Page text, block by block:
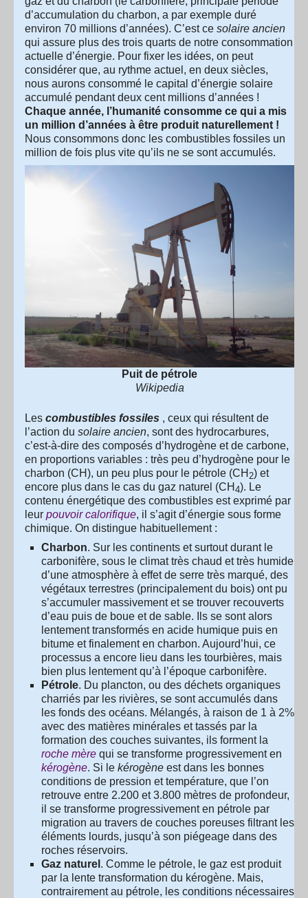
d’accumulation du charbon, a par exemple duré
environ 70 millions d’années). C’est ce solaire ancien
qui assure plus des trois quarts de notre consommation
actuelle d’énergie. Pour fixer les idées, on peut
considérer que, au rythme actuel, en deux siècles,
nous aurons consommé le capital d’énergie solaire
accumulé pendant deux cent millions d’années !
Chaque année, l’humanité consomme ce qui a mis
un million d’années à être produit naturellement !
Nous consommons donc les combustibles fossiles un
million de fois plus vite qu’ils ne se sont accumulés.
Puit de pétrole
Wikipedia
Les combustibles fossiles , ceux qui résultent de
l’action du solaire ancien, sont des hydrocarbures,
c’est-à-dire des composés d’hydrogène et de carbone,
en proportions variables : très peu d’hydrogène pour le
charbon (CH), un peu plus pour le pétrole (CH 2) et
encore plus dans le cas du gaz naturel (CH 4). Le
contenu énergétique des combustibles est exprimé par
leur pouvoir calorifique, il s’agit d’énergie sous forme
chimique. On distingue habituellement :
Charbon. Sur les continents et surtout durant le
carbonifère, sous le climat très chaud et très humide
d’une atmosphère à effet de serre très marqué, des
végétaux terrestres (principalement du bois) ont pu
s’accumuler massivement et se trouver recouverts
d’eau puis de boue et de sable. Ils se sont alors
lentement transformés en acide humique puis en
bitume et finalement en charbon. Aujourd’hui, ce
processus a encore lieu dans les tourbières, mais
bien plus lentement qu’à l’époque carbonifère.
Pétrole. Du plancton, ou des déchets organiques
charriés par les rivières, se sont accumulés dans
les fonds des océans. Mélangés, à raison de 1 à 2%
avec des matières minérales et tassés par la
formation des couches suivantes, ils forment la
roche mère qui se transforme progressivement en
kérogène. Si le kérogène est dans les bonnes
conditions de pression et température, que l’on
retrouve entre 2.200 et 3.800 mètres de profondeur,
il se transforme progressivement en pétrole par
migration au travers de couches poreuses filtrant les
éléments lourds, jusqu’à son piégeage dans des
roches réservoirs.
Gaz naturel . Comme le pétrole, le gaz est produit
par la lente transformation du kérogène. Mais,
contrairement au pétrole, les conditions nécessaires